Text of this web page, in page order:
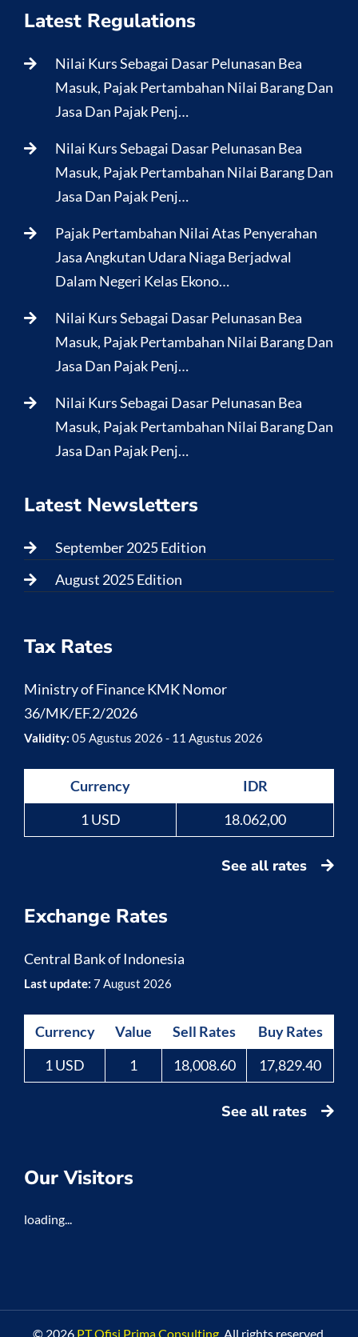
Latest Regulations
Nilai Kurs Sebagai Dasar Pelunasan Bea
Masuk, Pajak Pertambahan Nilai Barang Dan
Jasa Dan Pajak Penj…
Nilai Kurs Sebagai Dasar Pelunasan Bea
Masuk, Pajak Pertambahan Nilai Barang Dan
Jasa Dan Pajak Penj…
Pajak Pertambahan Nilai Atas Penyerahan
Jasa Angkutan Udara Niaga Berjadwal
Dalam Negeri Kelas Ekono…
Nilai Kurs Sebagai Dasar Pelunasan Bea
Masuk, Pajak Pertambahan Nilai Barang Dan
Jasa Dan Pajak Penj…
Nilai Kurs Sebagai Dasar Pelunasan Bea
Masuk, Pajak Pertambahan Nilai Barang Dan
Jasa Dan Pajak Penj…
Latest Newsletters
September 2025 Edition
August 2025 Edition
Tax Rates
Ministry of Finance KMK Nomor
36/MK/EF.2/2026
Validity: 05 Agustus 2026 - 11 Agustus 2026
Currency
IDR
1 USD
18.062,00
See all rates
Exchange Rates
Central Bank of Indonesia
Last update: 7 August 2026
Currency Value Sell Rates
Buy Rates
1 USD
1 18,008.60 17,829.40
See all rates
Our Visitors
loading...
© 2026 PT Ofisi Prima Consulting. All rights reserved.